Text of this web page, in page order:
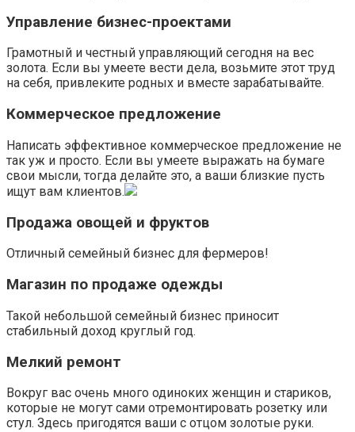
Управление бизнес-проектами
Грамотный и честный управляющий сегодня на вес
золота. Если вы умеете вести дела, возьмите этот труд
на себя, привлеките родных и вместе зарабатывайте.
Коммерческое предложение
Написать эффективное коммерческое предложение не
так уж и просто. Если вы умеете выражать на бумаге
свои мысли, тогда делайте это, а ваши близкие пусть
ищут вам клиентов.
Продажа овощей и фруктов
Отличный семейный бизнес для фермеров!
Магазин по продаже одежды
Такой небольшой семейный бизнес приносит
стабильный доход круглый год.
Мелкий ремонт
Вокруг вас очень много одиноких женщин и стариков,
которые не могут сами отремонтировать розетку или
стул. Здесь пригодятся ваши с отцом золотые руки.